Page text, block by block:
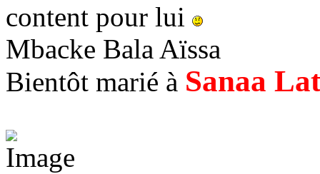
content pour lui
Mbacke Bala Aïssa
Bientôt marié à Sanaa